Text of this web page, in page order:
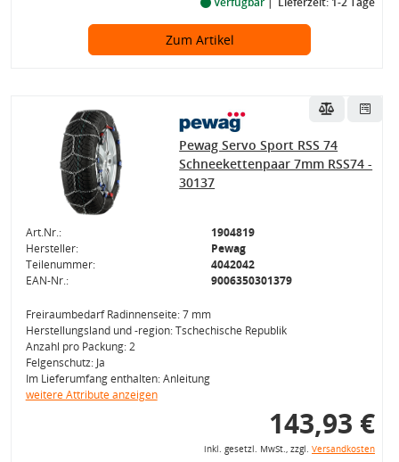
Zum Artikel
Pewag Servo Sport RSS 74
Schneekettenpaar 7mm RSS74 -
30137
Art.Nr.:
1904819
Hersteller:
Pewag
Teilenummer:
4042042
EAN-Nr.:
9006350301379
Freiraumbedarf Radinnenseite: 7 mm
Herstellungsland und -region: Tschechische Republik
Anzahl pro Packung: 2
Felgenschutz: Ja
Im Lieferumfang enthalten: Anleitung
weitere Attribute anzeigen
143,93 €
inkl. gesetzl. MwSt., zzgl. Versandkosten